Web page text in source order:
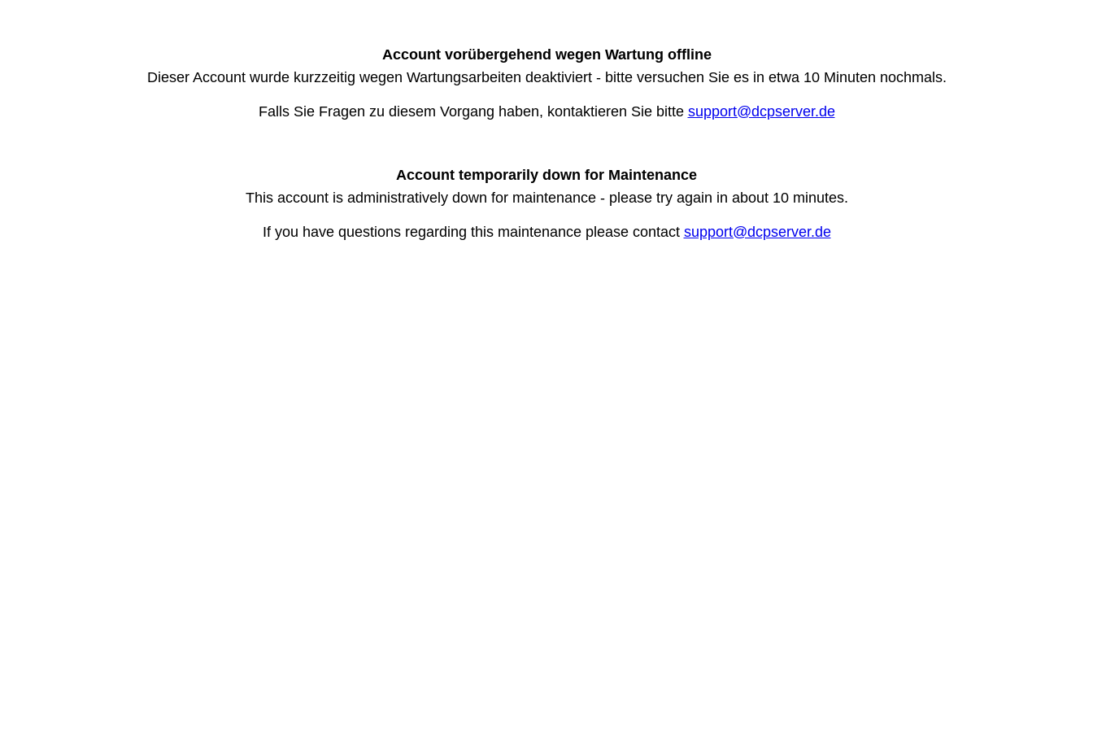
Account vorübergehend wegen Wartung offline
Dieser Account wurde kurzzeitig wegen Wartungsarbeiten deaktiviert - bitte versuchen Sie es in etwa 10 Minuten nochmals.
Falls Sie Fragen zu diesem Vorgang haben, kontaktieren Sie bitte support@dcpserver.de
Account temporarily down for Maintenance
This account is administratively down for maintenance - please try again in about 10 minutes.
If you have questions regarding this maintenance please contact support@dcpserver.de